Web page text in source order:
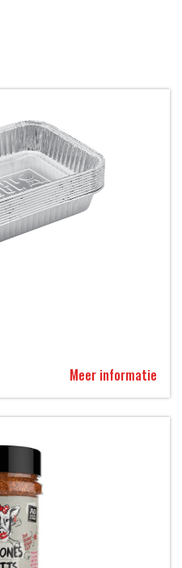
Meer informatie